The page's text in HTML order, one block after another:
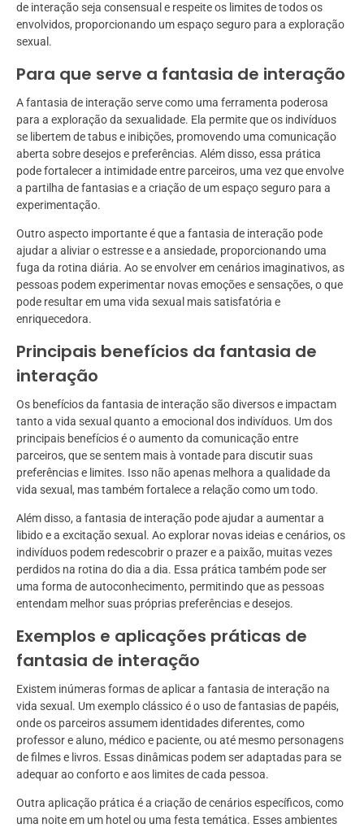
de interação seja consensual e respeite os limites de todos os
envolvidos, proporcionando um espaço seguro para a exploração
sexual.
Para que serve a fantasia de interação
A fantasia de interação serve como uma ferramenta poderosa
para a exploração da sexualidade. Ela permite que os indivíduos
se libertem de tabus e inibições, promovendo uma comunicação
aberta sobre desejos e preferências. Além disso, essa prática
pode fortalecer a intimidade entre parceiros, uma vez que envolve
a partilha de fantasias e a criação de um espaço seguro para a
experimentação.
Outro aspecto importante é que a fantasia de interação pode
ajudar a aliviar o estresse e a ansiedade, proporcionando uma
fuga da rotina diária. Ao se envolver em cenários imaginativos, as
pessoas podem experimentar novas emoções e sensações, o que
pode resultar em uma vida sexual mais satisfatória e
enriquecedora.
Principais benefícios da fantasia de
interação
Os benefícios da fantasia de interação são diversos e impactam
tanto a vida sexual quanto a emocional dos indivíduos. Um dos
principais benefícios é o aumento da comunicação entre
parceiros, que se sentem mais à vontade para discutir suas
preferências e limites. Isso não apenas melhora a qualidade da
vida sexual, mas também fortalece a relação como um todo.
Além disso, a fantasia de interação pode ajudar a aumentar a
libido e a excitação sexual. Ao explorar novas ideias e cenários, os
indivíduos podem redescobrir o prazer e a paixão, muitas vezes
perdidos na rotina do dia a dia. Essa prática também pode ser
uma forma de autoconhecimento, permitindo que as pessoas
entendam melhor suas próprias preferências e desejos.
Exemplos e aplicações práticas de
fantasia de interação
Existem inúmeras formas de aplicar a fantasia de interação na
vida sexual. Um exemplo clássico é o uso de fantasias de papéis,
onde os parceiros assumem identidades diferentes, como
professor e aluno, médico e paciente, ou até mesmo personagens
de filmes e livros. Essas dinâmicas podem ser adaptadas para se
adequar ao conforto e aos limites de cada pessoa.
Outra aplicação prática é a criação de cenários específicos, como
uma noite em um hotel ou uma festa temática. Esses ambientes